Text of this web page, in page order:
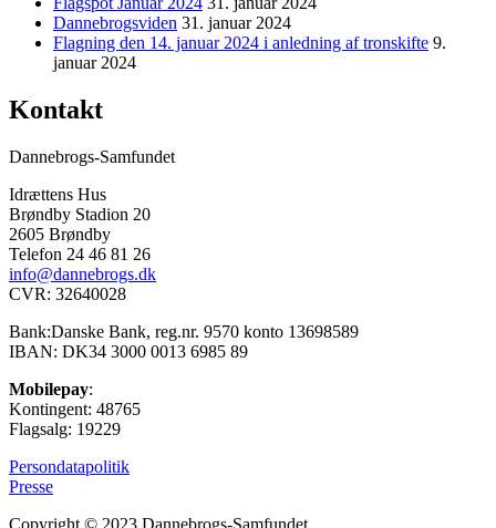
Dannebrogsviden 31. januar 2024
Flagning den 14. januar 2024 i anledning af tronskifte 9.
januar 2024
Kontakt
Dannebrogs-Samfundet
Idrættens Hus
Brøndby Stadion 20
2605 Brøndby
Telefon 24 46 81 26
info@dannebrogs.dk
CVR: 32640028
Bank:Danske Bank, reg.nr. 9570 konto 13698589
IBAN: DK34 3000 0013 6985 89
Mobilepay:
Kontingent: 48765
Flagsalg: 19229
Persondatapolitik
Presse